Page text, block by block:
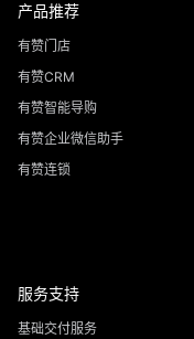
产品推荐
有赞门店
有赞CRM
有赞智能导购
有赞企业微信助手
有赞连锁
服务支持
基础交付服务